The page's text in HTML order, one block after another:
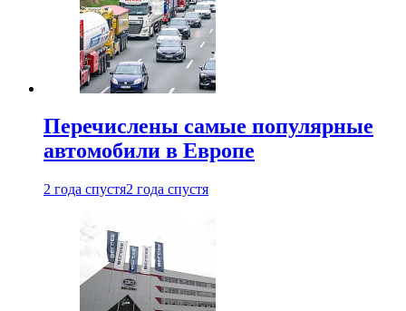
Перечислены самые популярные
автомобили в Европе
2 года спустя2 года спустя